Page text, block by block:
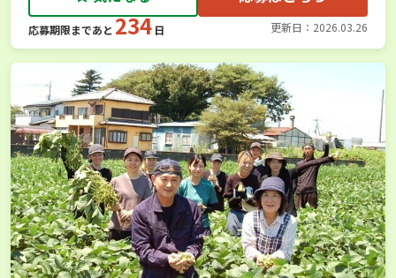
応募期限まであと 234 日 更新日：2026.03.26